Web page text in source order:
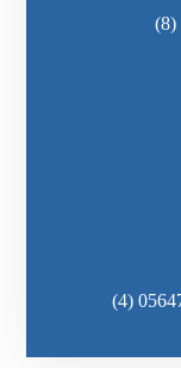
(8)
(4)